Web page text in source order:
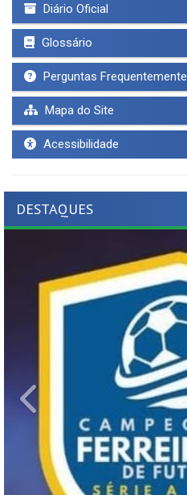
Diário Oficial
Glossário
Perguntas
Mapa do Site
Acessibilidade
DESTAQUES